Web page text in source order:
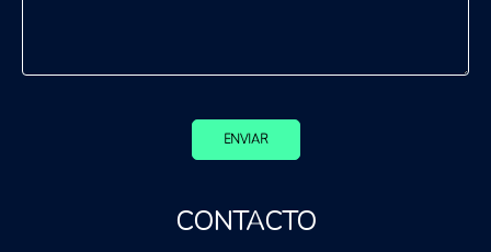
ENVIAR
CONTACTO